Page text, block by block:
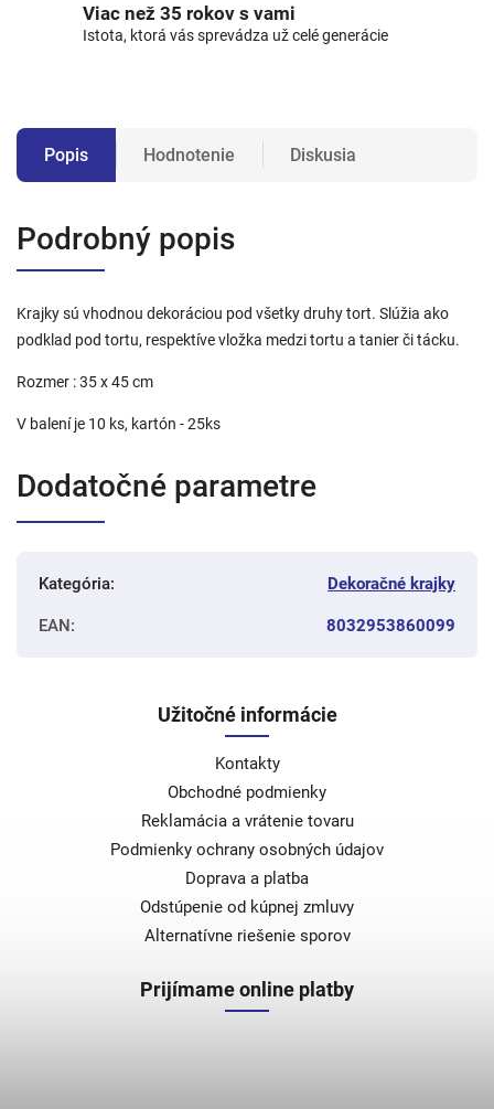
Viac než 35 rokov s vami
Istota, ktorá vás sprevádza už celé generácie
Popis Hodnotenie Diskusia
Podrobný popis
Krajky sú vhodnou dekoráciou pod všetky druhy tort. Slúžia ako
podklad pod tortu, respektíve vložka medzi tortu a tanier či tácku.
Rozmer : 35 x 45 cm
V balení je 10 ks, kartón - 25ks
Dodatočné parametre
Kategória: Dekoračné krajky
EAN: 8032953860099
Užitočné informácie
Kontakty
Obchodné podmienky
Reklamácia a vrátenie tovaru
Podmienky ochrany osobných údajov
Doprava a platba
Odstúpenie od kúpnej zmluvy
Alternatívne riešenie sporov
Prijímame online platby